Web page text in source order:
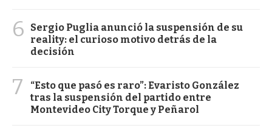
6
Sergio Puglia anunció la suspensión de su
reality: el curioso motivo detrás de la
decisión
7
“Esto que pasó es raro”: Evaristo González
tras la suspensión del partido entre
Montevideo City Torque y Peñarol